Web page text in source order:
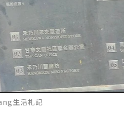
生活札記